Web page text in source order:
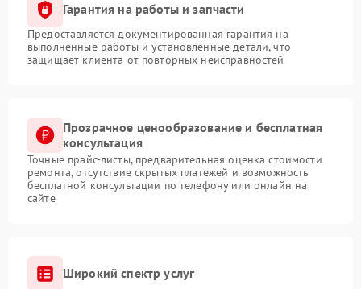
Гарантия на работы и запчасти
Предоставляется документированная гарантия на
выполненные работы и установленные детали, что
защищает клиента от повторных неисправностей
Прозрачное ценообразование и бесплатная
консультация
Точные прайс-листы, предварительная оценка стоимости
ремонта, отсутствие скрытых платежей и возможность
бесплатной консультации по телефону или онлайн на
сайте
Широкий спектр услуг